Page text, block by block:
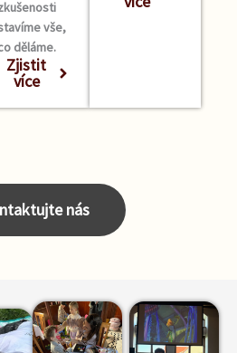
vše,
děláme.
Zjistit
více
nás